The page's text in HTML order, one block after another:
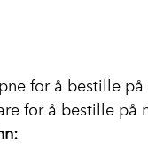
for å bestille
for å bestille på